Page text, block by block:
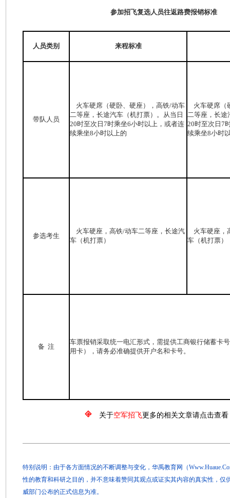
参加招飞复选人员往返路费报销标准
人员类别 来程标准
带队人员
火车硬席（硬卧、硬座），高铁/动车
二等座，长途汽车（机打票）。从当日
20时至次日7时乘坐6小时以上，或者连
续乘坐8小时以上的
火车硬席（
二等座，长途
20时至次日7
续乘坐8小时
参选考生
火车硬座，高铁/动车二等座，长途汽
车（机打票）
火车硬座，
车（机打票）
备 注
车票报销采取统一电汇形式，需提供工商银行储蓄卡
用卡），请务必准确提供开户名和卡号。
关于空军招飞更多的相关文章请点击查看
特别说明：由于各方面情况的不断调整与变化，华禹教育网（
性的教育和科研之目的，并不意味着赞同其观点或证实其内容的真实性，仅
威部门公布的正式信息为准。